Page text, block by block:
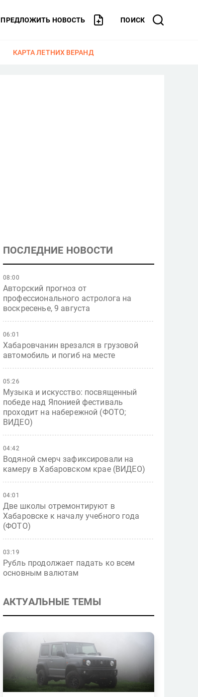
ПРЕДЛОЖИТЬ НОВОСТЬ ПОИСК
ЕЩЕ
КАРТА ЛЕТНИХ ВЕРАНД
ПОСЛЕДНИЕ НОВОСТИ
Авторский прогноз от
профессионального астролога на
воскресенье, 9 августа
08:00
Хабаровчанин врезался в грузовой
автомобиль и погиб на месте
06:01
Музыка и искусство: посвященный
победе над Японией фестиваль
проходит на набережной (ФОТО;
ВИДЕО)
05:26
Водяной смерч зафиксировали на
камеру в Хабаровском крае (ВИДЕО)
04:42
Две школы отремонтируют в
Хабаровске к началу учебного года
(ФОТО)
04:01
Рубль продолжает падать ко всем
основным валютам
03:19
АКТУАЛЬНЫЕ ТЕМЫ